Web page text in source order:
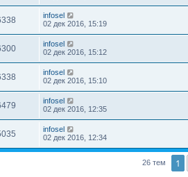
infosel
02 дек 2016, 15:19
infosel
02 дек 2016, 15:12
infosel
02 дек 2016, 15:10
infosel
02 дек 2016, 12:35
infosel
02 дек 2016, 12:34
26 тем 1